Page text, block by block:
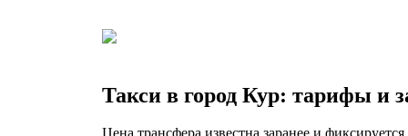
Такси в город Кур: тарифы и